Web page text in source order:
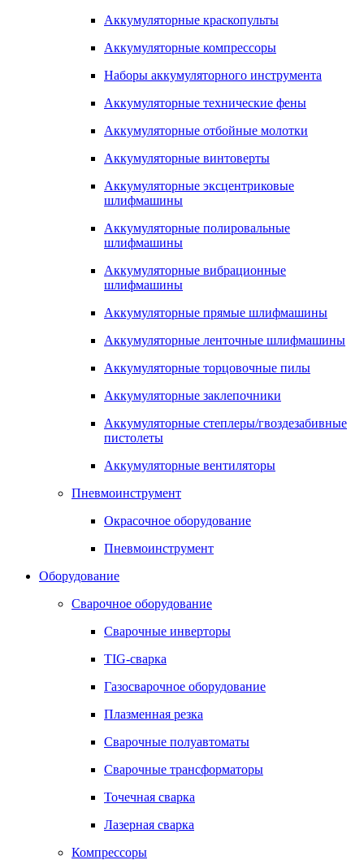
Аккумуляторные краскопульты
Аккумуляторные компрессоры
Наборы аккумуляторного инструмента
Аккумуляторные технические фены
Аккумуляторные отбойные молотки
Аккумуляторные винтоверты
Аккумуляторные эксцентриковые
шлифмашины
Аккумуляторные полировальные
шлифмашины
Аккумуляторные вибрационные
шлифмашины
Аккумуляторные прямые шлифмашины
Аккумуляторные ленточные шлифмашины
Аккумуляторные торцовочные пилы
Аккумуляторные заклепочники
Аккумуляторные степлеры/гвоздезабивные
пистолеты
Аккумуляторные вентиляторы
Пневмоинструмент
Окрасочное оборудование
Пневмоинструмент
Оборудование
Сварочное оборудование
Сварочные инверторы
TIG-сварка
Газосварочное оборудование
Плазменная резка
Сварочные полуавтоматы
Сварочные трансформаторы
Точечная сварка
Лазерная сварка
Компрессоры